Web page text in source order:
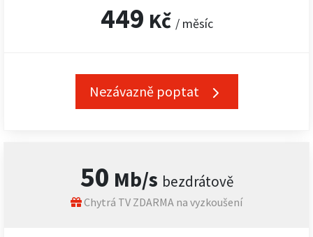
50 Mb/s bezdrátově
Chytrá TV ZDARMA na vyzkoušení
449 Kč / měsíc
Nezávazně poptat